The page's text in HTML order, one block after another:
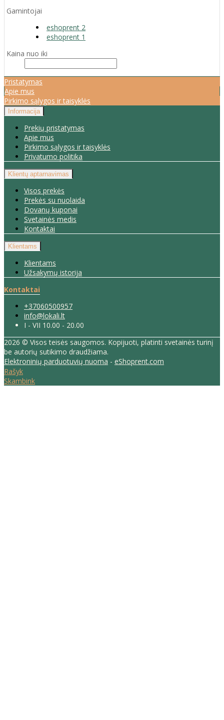
Gamintojai
eshoprent 2
eshoprent 1
Kaina nuo iki
Pristatymas
Apie mus
Pirkimo sąlygos ir taisyklės
Informacija
Prekių pristatymas
Apie mus
Pirkimo sąlygos ir taisyklės
Privatumo politika
Klientų aptarnavimas
Visos prekės
Prekės su nuolaida
Dovanų kuponai
Svetainės medis
Kontaktai
Klientams
Klientams
Užsakymų istorija
Kontaktai
+37060500957
info@lokali.lt
I - VII 10.00 - 20.00
2026 © Visos teisės saugomos. Kopijuoti, platinti svetainės turinį
be autorių sutikimo draudžiama.
Elektroninių parduotuvių nuoma - eShoprent.com
Rašyk
Skambink